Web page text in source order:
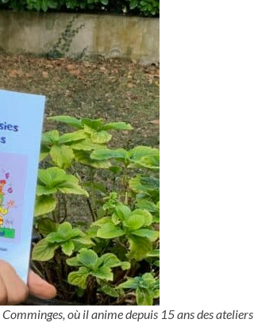
où il anime depuis 15 ans des ateliers